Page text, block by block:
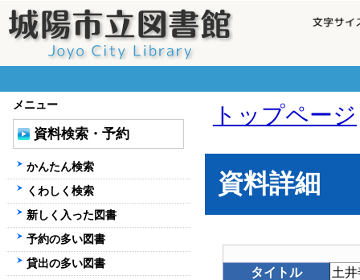
トップページ
資料詳細
タイトル
土
メニュー
資料検索・予約
かんたん検索
くわしく検索
新しく入った図書
予約の多い図書
貸出の多い図書